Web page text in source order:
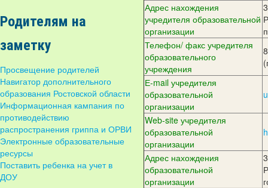
Родителям на
заметку
Просвещение родителей
Навигатор дополнительного
образования Ростовской области
Информационная кампания по
противодействию
распространения гриппа и ОРВИ
Электронные образовательные
ресурсы
Поставить ребенка на учет в
ДОУ
Адрес нахождения
учредителя образовательной
организации
Телефон/ факс учредителя
образовательного
учреждения
Е-mail учредителя
образовательной
организации
Web-site учредителя
образовательной
организации
Адрес нахождения
образовательной
организации